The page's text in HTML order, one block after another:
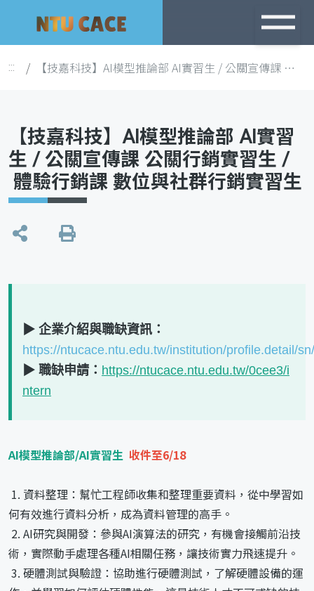
要
::: 【技嘉科技】AI模型推論部 AI實習生 / 公關宣傳課 公關行銷實習生 / 體驗行銷課 數位與社群行銷實習生
【技嘉科技】AI模型推論部 AI實習
生 / 公關宣傳課 公關行銷實習生 /
體驗行銷課 數位與社群行銷實習生
列
▶ 企業介紹與職缺資訊：
https://ntucace.ntu.edu.tw/institution/profile.detail/
▶ 職缺申請： https://ntucace.ntu.edu.tw/0cee3/i
ntern
AI模型推論部/AI實習生 收件至6/18
1. 資料整理：幫忙工程師收集和整理重要資料，從中學習如
何有效進行資料分析，成為資料管理的高手。
2. AI研究與開發：參與AI演算法的研究，有機會接觸前沿技
術，實際動手處理各種AI相關任務，讓技術實力飛速提升。
3. 硬體測試與驗證：協助進行硬體測試，了解硬體設備的運